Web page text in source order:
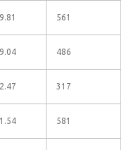
561
486
317
581